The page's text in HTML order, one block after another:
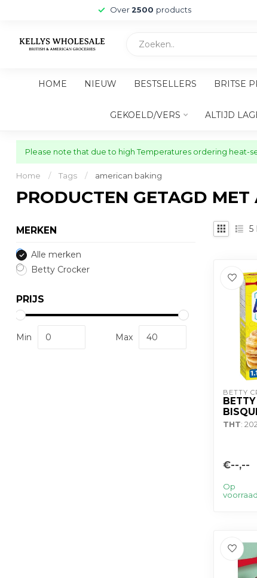
Over 2500 products
HOME NIEUW BESTSELLERS BRITSE
GEKOELD/VERS ALTIJD
Please note that due to high Temperatures ordering heat-
Home / Tags / american baking
PRODUCTEN GETAGD
MERKEN
Alle merken
Betty Crocker
PRIJS
Min Max
5
BETTY
BETTY
THT:
€--,--
Op
voorraad